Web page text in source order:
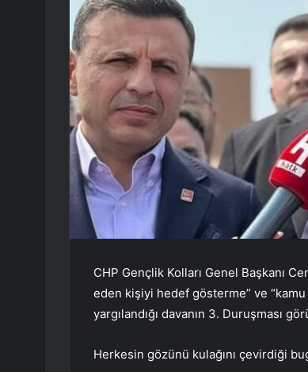
CHP Gençlik Kolları Genel Başkanı
eden kişiyi hedef gösterme” ve
yargılandığı davanın 3. Duruşması
Herkesin gözünü kulağını çevirdiği